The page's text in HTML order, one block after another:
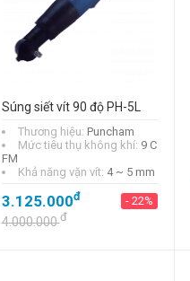
(10mm )
215.000
Tay vặn đầu tuýp
chữ T Stanley
STMT93306-8
225.000đ - 18%
275.000
Súng siết vít 90 độ PH-5L
Thương hiệu: Puncham
Mức tiêu thụ không khí: 9 C
FM
Khả năng vặn vít: 4 ~ 5 mm
3.125.000đ - 22%
4.000.000đ